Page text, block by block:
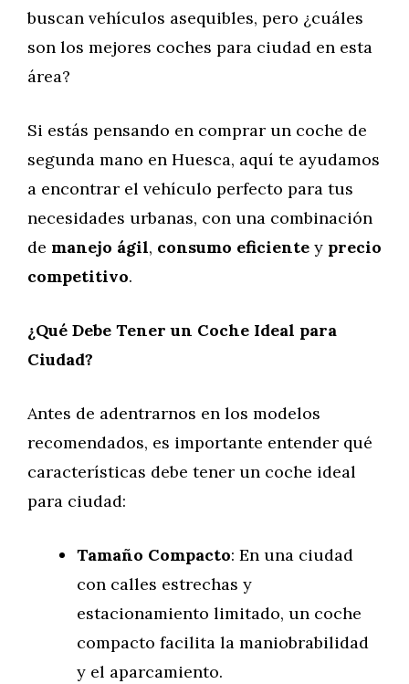
buscan vehículos asequibles, pero ¿cuáles
son los mejores coches para ciudad en esta
área?
Si estás pensando en comprar un coche de
segunda mano en Huesca, aquí te ayudamos
a encontrar el vehículo perfecto para tus
necesidades urbanas, con una combinación
de manejo ágil, consumo eficiente y precio
competitivo.
¿Qué Debe Tener un Coche Ideal para
Ciudad?
Antes de adentrarnos en los modelos
recomendados, es importante entender qué
características debe tener un coche ideal
para ciudad:
Tamaño Compacto: En una ciudad
con calles estrechas y
estacionamiento limitado, un coche
compacto facilita la maniobrabilidad
y el aparcamiento.